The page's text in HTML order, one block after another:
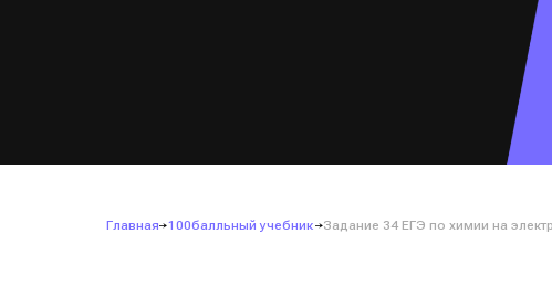
Главная 100балльный учебник Задание 34 ЕГЭ по химии на